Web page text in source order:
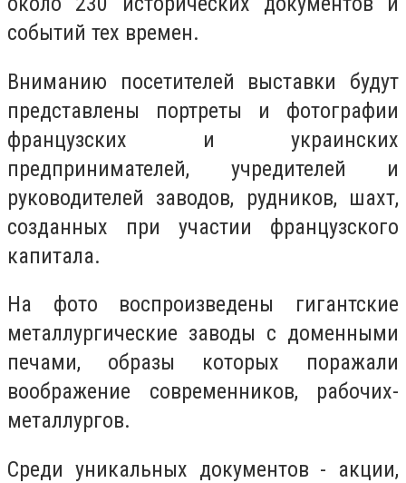
событий тех времен.
Вниманию посетителей выставки будут
представлены портреты и фотографии
французских и украинских
предпринимателей, учредителей и
руководителей заводов, рудников, шахт,
созданных при участии французского
капитала.
На фото воспроизведены гигантские
металлургические заводы с доменными
печами, образы которых поражали
воображение современников, рабочих-
металлургов.
Среди уникальных документов - акции,